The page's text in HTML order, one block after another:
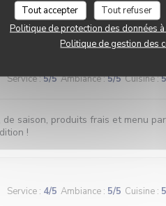
Tout accepter Tout refuser
Politique de protection des données
Politique de gestion des
chaleureux, cadre très agréable
Service:5/5 Ambiance:5/5 Cuisine:5
saison, produits frais et menu
!
Service: 4/5 Ambiance: 5/5 Cuisine: 5